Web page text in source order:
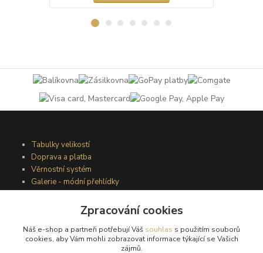
Tabulky velikostí
Doprava a platba
Věrnostní systém
Galerie - módní přehlídky
Obchodní podmínky
Zpracování cookies
Náš e-shop a partneři potřebují Váš souhlas s použitím souborů
cookies, aby Vám mohli zobrazovat informace týkající se Vašich
zájmů.